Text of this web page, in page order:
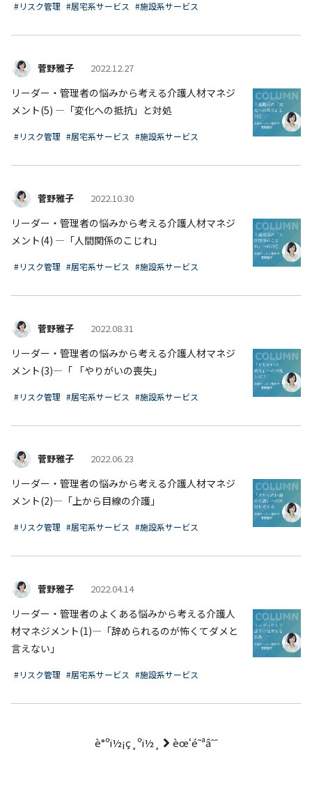
#リスク管理 #居宅系サービス #施設系サービス
菅野雅子 2022.12.27
リーダー・管理者の悩みから考える介護人材マネジ
メント(5) ―「変化への抵抗」と対処
#リスク管理 #居宅系サービス #施設系サービス
菅野雅子 2022.10.30
リーダー・管理者の悩みから考える介護人材マネジ
メント(4) ―「人間関係のこじれ」
#リスク管理 #居宅系サービス #施設系サービス
菅野雅子 2022.08.31
リーダー・管理者の悩みから考える介護人材マネジ
メント(3)―「 「やりがいの喪失」
#リスク管理 #居宅系サービス #施設系サービス
菅野雅子 2022.06.23
リーダー・管理者の悩みから考える介護人材マネジ
メント(2)―「上から目線の介護」
#リスク管理 #居宅系サービス #施設系サービス
菅野雅子 2022.04.14
リーダー・管理者のよくある悩みから考える介護人
材マネジメント(1)―「辞められるのが怖くてダメと
言えない」
#リスク管理 #居宅系サービス #施設系サービス